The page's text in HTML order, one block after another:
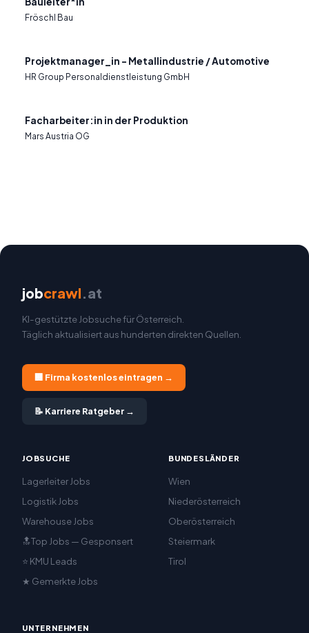
Fröschl Bau
Projektmanager_in - Metallindustrie / Automotive
HR Group Personaldienstleistung GmbH
Facharbeiter:in in der Produktion
Mars Austria OG
jobcrawl.at
KI-gestützte Jobsuche für Österreich.
Täglich aktualisiert aus hunderten direkten Quellen.
🏢 Firma kostenlos eintragen →
📝 Karriere Ratgeber →
JOBSUCHE
Lagerleiter Jobs
Logistik Jobs
Warehouse Jobs
🔝Top Jobs — Gesponsert
⭐ KMU Leads
★ Gemerkte Jobs
BUNDESLÄNDER
Wien
Niederösterreich
Oberösterreich
Steiermark
Tirol
UNTERNEHMEN